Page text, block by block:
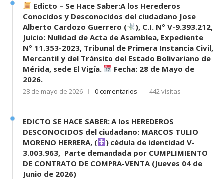
Edicto – Se Hace Saber:A los Herederos
Conocidos y Desconocidos del ciudadano Jose
Alberto Cardozo Guerrero (
), C.I. N° V-9.393.212,
Juicio: Nulidad de Acta de Asamblea, Expediente
N° 11.353-2023, Tribunal de Primera Instancia Civil,
Mercantil y del Tránsito del Estado Bolivariano de
Mérida, sede El Vigía.
Fecha: 28 de Mayo de
2026.
28 de mayo de 2026 0 comentarios 442 visitas
EDICTO SE HACE SABER: A los HEREDEROS
DESCONOCIDOS del ciudadano: MARCOS TULIO
MORENO HERRERA, (
) cédula de identidad V-
3.003.963, Parte demandada por CUMPLIMIENTO
DE CONTRATO DE COMPRA-VENTA (Jueves 04 de
Junio de 2026)